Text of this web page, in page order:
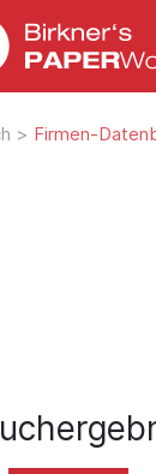
> Firmen-